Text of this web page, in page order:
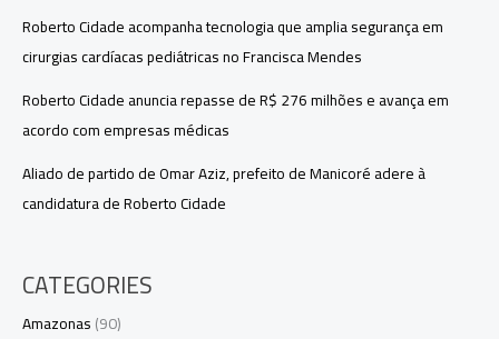
Roberto Cidade acompanha tecnologia que amplia segurança em
cirurgias cardíacas pediátricas no Francisca Mendes
Roberto Cidade anuncia repasse de R$ 276 milhões e avança em
acordo com empresas médicas
Aliado de partido de Omar Aziz, prefeito de Manicoré adere à
candidatura de Roberto Cidade
CATEGORIES
Amazonas(90)